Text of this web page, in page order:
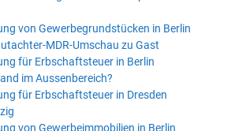
von Gewerbegrundstücken in Berlin
MDR-Umschau zu Gast
für Erbschaftsteuer in Berlin
im Aussenbereich?
für Erbschaftsteuer in Dresden
von Gewerbeimmobilien in Berlin